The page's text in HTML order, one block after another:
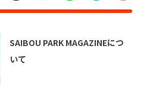
# 大雪
# 減災
SAIBOU PARK MAGAZINEにつ
いて